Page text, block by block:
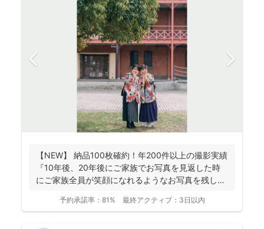
【NEW】 納品100枚確約！年200件以上の撮影実績
『10年後、20年後にご家族でお写真を見返した時
にご家族全員が笑顔になれるようなお写真を残し
予約承諾率： 81% 最終アクティブ： 3日以内